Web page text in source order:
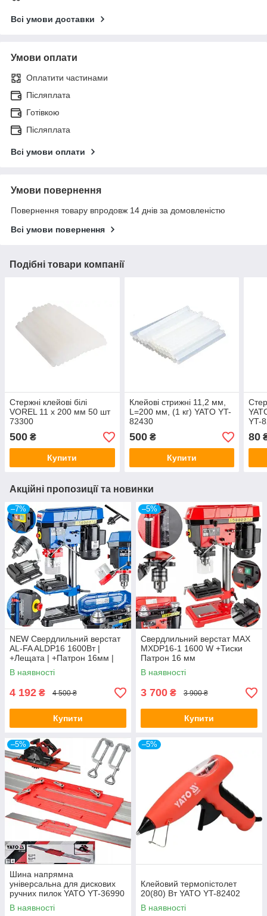
Всі умови доставки
Умови оплати
Оплатити частинами
Післяплата
Готівкою
Післяплата
Всі умови оплати
Умови повернення
Повернення товару впродовж 14 днів за домовленістю
Всі умови повернення
Подібні товари компанії
Стержні клейові білі
VOREL 11 x 200 мм 50 шт
73300
500 ₴
Купити
Клейові стрижні 11,2 мм,
L=200 мм, (1 кг) YATO YT-
82430
500₴
Купити
YT-
80
Акційні пропозиції та новинки
–7%
NEW Свердлильний верстат
AL-FA ALDP16 1600Вт |
+Лещата | +Патрон 16мм |
Гарантія 1 рік
В наявності
4 192 ₴ 4 500 ₴
Купити
–5%
Свердлильний верстат MAX
MXDP16-1 1600 W +Тиски
Патрон 16 мм
В наявності
3 700 ₴ 3 900 ₴
Купити
–5%
Шина напрямна
універсальна для дискових
ручних пилок YATO YT-36990
В наявності
–5%
Клейовий термопістолет
20(80) Вт YATO YT-82402
В наявності